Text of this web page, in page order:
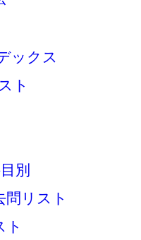
ックス
ト
別
問リスト
ト